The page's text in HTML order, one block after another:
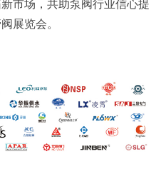
市场，共助泵阀行业信心提
展览会。